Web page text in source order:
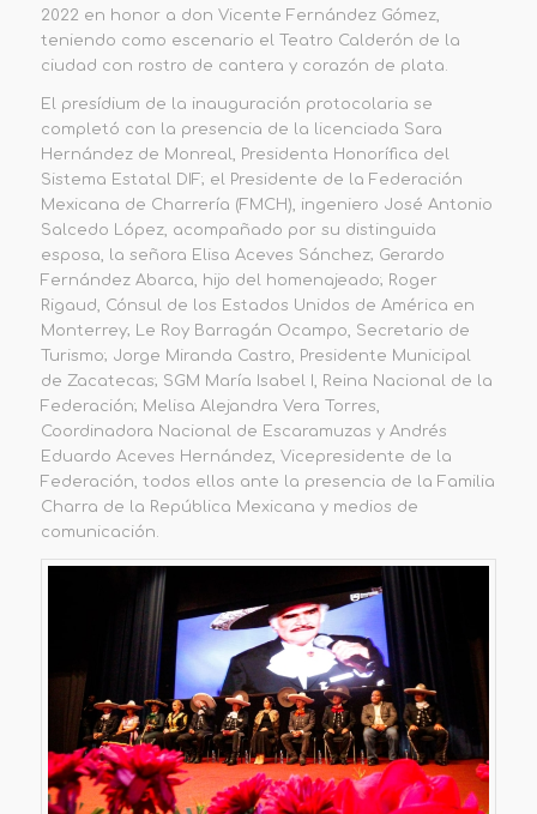
2022 en honor a don Vicente Fernández Gómez,
teniendo como escenario el Teatro Calderón de la
ciudad con rostro de cantera y corazón de plata.
El presídium de la inauguración protocolaria se
completó con la presencia de la licenciada Sara
Hernández de Monreal, Presidenta Honorífica del
Sistema Estatal DIF; el Presidente de la Federación
Mexicana de Charrería (FMCH), ingeniero José Antonio
Salcedo López, acompañado por su distinguida
esposa, la señora Elisa Aceves Sánchez; Gerardo
Fernández Abarca, hijo del homenajeado; Roger
Rigaud, Cónsul de los Estados Unidos de América en
Monterrey; Le Roy Barragán Ocampo, Secretario de
Turismo; Jorge Miranda Castro, Presidente Municipal
de Zacatecas; SGM María Isabel I, Reina Nacional de la
Federación; Melisa Alejandra Vera Torres,
Coordinadora Nacional de Escaramuzas y Andrés
Eduardo Aceves Hernández, Vicepresidente de la
Federación, todos ellos ante la presencia de la Familia
Charra de la República Mexicana y medios de
comunicación.